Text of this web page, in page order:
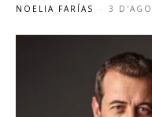
NOELIA FARÍAS - 3